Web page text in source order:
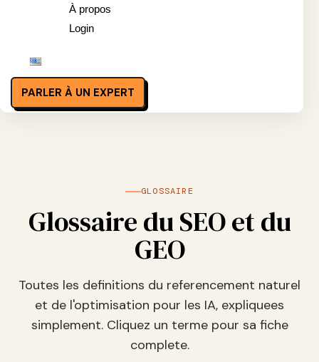
À propos
Login
PARLER À UN EXPERT
GLOSSAIRE
Glossaire du SEO et du
GEO
Toutes les definitions du referencement naturel
et de l'optimisation pour les IA, expliquees
simplement. Cliquez un terme pour sa fiche
complete.